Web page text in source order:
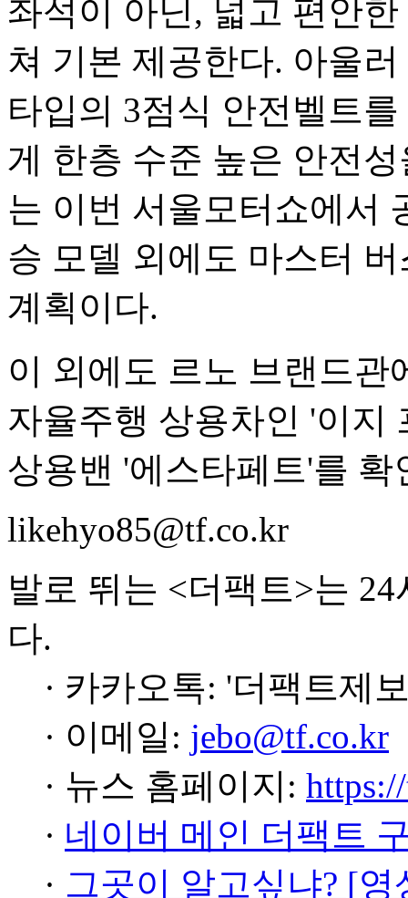
좌석이 아닌, 넓고 편안
쳐 기본 제공한다. 아울
타입의 3점식 안전벨트
게 한층 수준 높은 안전
는 이번 서울모터쇼에서
승 모델 외에도 마스터
계획이다.
이 외에도 르노 브랜드
자율주행 상용차인 '이지
상용밴 '에스타페트'를 확
likehyo85@tf.co.kr
발로 뛰는 <더팩트>는
다.
· 카카오톡: '더팩트제
· 이메일: jebo@tf.co.kr
· 뉴스 홈페이지:
· 네이버 메인 더팩트
· 그곳이 알고싶냐? [